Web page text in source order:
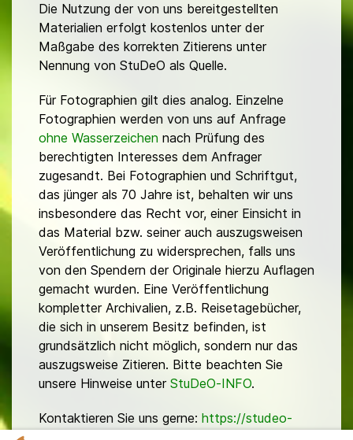
Die Nutzung der von uns bereitgestellten
Materialien erfolgt kostenlos unter der
Maßgabe des korrekten Zitierens unter
Nennung von StuDeO als Quelle.
Für Fotographien gilt dies analog. Einzelne
Fotographien werden von uns auf Anfrage
ohne Wasserzeichen nach Prüfung des
berechtigten Interesses dem Anfrager
zugesandt. Bei Fotographien und Schriftgut,
das jünger als 70 Jahre ist, behalten wir uns
insbesondere das Recht vor, einer Einsicht in
das Material bzw. seiner auch auszugsweisen
Veröffentlichung zu widersprechen, falls uns
von den Spendern der Originale hierzu Auflagen
gemacht wurden. Eine Veröffentlichung
kompletter Archivalien, z.B. Reisetagebücher,
die sich in unserem Besitz befinden, ist
grundsätzlich nicht möglich, sondern nur das
auszugsweise Zitieren. Bitte beachten Sie
unsere Hinweise unter StuDeO-INFO.
Kontaktieren Sie uns gerne: https://studeo-